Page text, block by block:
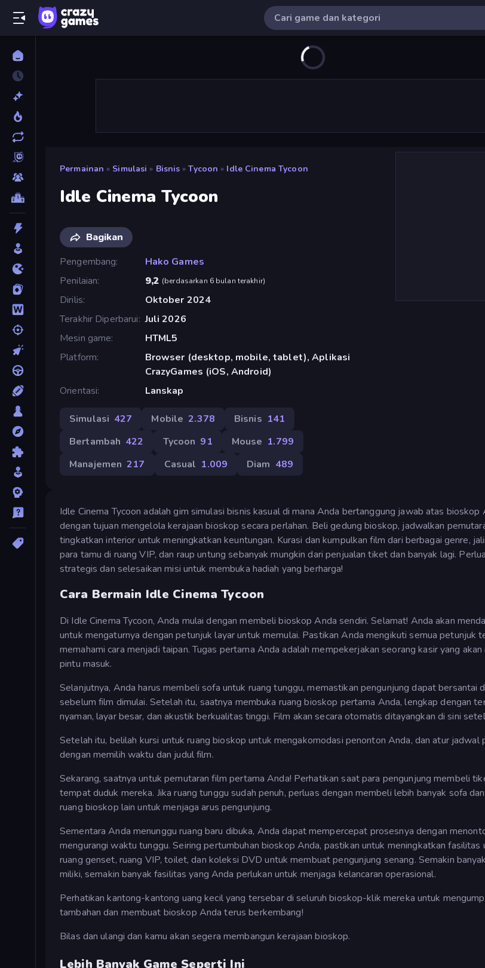
Permainan » Simulasi » Bisnis » Tycoon » Idle Cinema Tycoon
Idle Cinema Tycoon
Bagikan
Pengembang
Hako Games
Penilaian
9,2 (berdasarkan 6 bulan terakhir)
Dirilis
Oktober 2024
Terakhir Diperbarui Juli 2026
Mesin game
HTML5
Platform
Browser (desktop, mobile, tablet), Aplikasi
CrazyGames (iOS, Android)
Orientasi
Lanskap
Simulasi 427 Mobile 2.378 Bisnis 141
Bertambah 422 Tycoon 91 Mouse 1.799
Manajemen 217 Casual 1.009 Diam 489
Idle Cinema Tycoon adalah gim simulasi bisnis kasual di mana Anda bertanggung jawab atas bioskop
dengan tujuan mengelola kerajaan bioskop secara perlahan. Beli gedung bioskop, jadwalkan
tingkatkan interior untuk meningkatkan keuntungan. Kurasi dan kumpulkan film dari berbagai genre,
para tamu di ruang VIP, dan raup untung sebanyak mungkin dari penjualan tiket dan banyak lagi.
strategis dan selesaikan misi untuk membuka hadiah yang berharga!
Cara Bermain Idle Cinema Tycoon
Di Idle Cinema Tycoon, Anda mulai dengan membeli bioskop Anda sendiri. Selamat! Anda akan
untuk mengaturnya dengan petunjuk layar untuk memulai. Pastikan Anda mengikuti semua petunjuk
memahami cara menjadi taipan. Tugas pertama Anda adalah mempekerjakan seorang kasir yang
pintu masuk.
Selanjutnya, Anda harus membeli sofa untuk ruang tunggu, memastikan pengunjung dapat bersantai
sebelum film dimulai. Setelah itu, saatnya membuka ruang bioskop pertama Anda, lengkap dengan
nyaman, layar besar, dan akustik berkualitas tinggi. Film akan secara otomatis ditayangkan di sini
Setelah itu, belilah kursi untuk ruang bioskop untuk mengakomodasi penonton Anda, dan atur jadwal
dengan memilih waktu dan judul film.
Sekarang, saatnya untuk pemutaran film pertama Anda! Perhatikan saat para pengunjung membeli
tempat duduk mereka. Jika ruang tunggu sudah penuh, perluas dengan membeli lebih banyak sofa
ruang bioskop lain untuk menjaga arus pengunjung.
Sementara Anda menunggu ruang baru dibuka, Anda dapat mempercepat prosesnya dengan
mengurangi waktu tunggu. Seiring pertumbuhan bioskop Anda, pastikan untuk meningkatkan fasilitas
ruang genset, ruang VIP, toilet, dan koleksi DVD untuk membuat pengunjung senang. Semakin
miliki, semakin banyak fasilitas yang Anda perlukan untuk menjaga kelancaran operasional.
Perhatikan kantong-kantong uang kecil yang tersebar di seluruh bioskop-klik mereka untuk
tambahan dan membuat bioskop Anda terus berkembang!
Bilas dan ulangi dan kamu akan segera membangun kerajaan bioskop.
Lebih Banyak Game Seperti Ini